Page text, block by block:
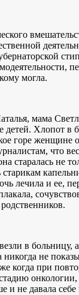
могла.
мама
детей. Хлопот в
горе женщине
что
старалась не
старикам
лечила и ее,
в больницу,
не
когда при
онкологии,
и не давала